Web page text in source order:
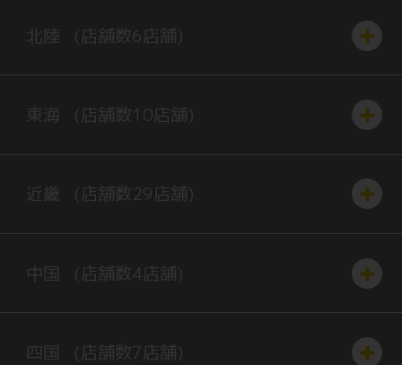
北陸 (店舗数6店舗)
東海 (店舗数 10店舗)
近畿 (店舗数29店舗)
中国 (店舗数4店舗)
四国 (店舗数7店舗)